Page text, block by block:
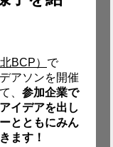
BCP） で
アソンを開催
、 参加企業で
イデアを出し
とともにみん
ます！